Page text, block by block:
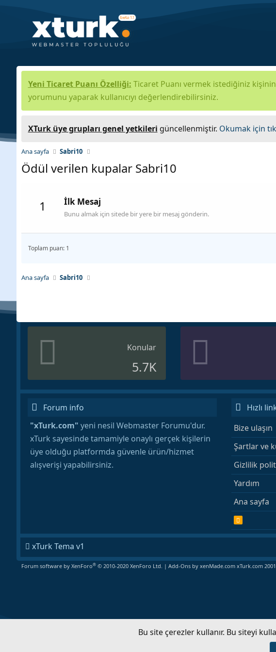
Yeni Ticaret Puanı Özelliği: Ticaret Puanı vermek istediğiniz
yorumunu yaparak kullanıcıyı değerlendirebilirsiniz.
XTurk üye grupları genel yetkileri güncellenmiştir. Okumak için
Ana sayfa Sabri10
Ödül verilen kupalar Sabri10
1 İlk Mesaj
Bunu almak için sitede bir yere bir mesaj gönderin.
Toplam puan: 1
Ana sayfa Sabri10
Konular
5.7K
Forum info
"xTurk.com" yeni nesil Webmaster Forumu'dur.
xTurk sayesinde tamamiyle onaylı gerçek kişilerin
üye olduğu platformda güvenle ürün/hizmet
alışverişi yapabilirsiniz.
Hızlı
Bize ulaşın
Şartlar ve
Gizlilik
Yardım
Ana sayfa
R
S
S
xTurk Tema v1
Forum software by XenForo® © 2010-2020 XenForo Ltd. | Add-Onsby xenMade.com xTurk.com
Bu site çerezler kullanır. Bu siteyi